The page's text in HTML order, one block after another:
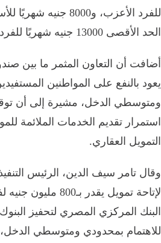
للفرد الأعزب،
الحد الأقصى 13000 جنيه شهريًا للفرد الأعزب و18000 جنيه شهريًا للأسرة.
يعود بالنفع على المواطنين
ومتوسطي الدخل، مشيرة إلى أن
استمرار تقديم الخدمات الملائمة
التمويل العقاري.
لإتاحة تمويل
البنك المركزي المصري لتحفيز
للاهتمام بمحدودي ومتوسطي الدخل،